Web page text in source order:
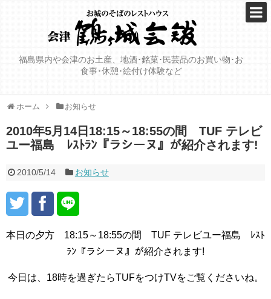
福島県内や会津のお土産、地酒･銘菓･民芸品のお買い物･お
食事･休憩･絵付け体験など
ホーム お知らせ
2010年5月14日18:15～18:55の間 TUF テレビ
ユー福島 ﾚｽﾄﾗﾝ『ラシーヌ』が紹介されます!
2010/5/14 お知らせ
本日の夕方 18:15～18:55の間 TUF テレビユー福島 ﾚｽﾄ
ﾗﾝ『ラシーヌ』が紹介されます!
今日は、18時を過ぎたらTUFをつけTVをご覧くださいね。